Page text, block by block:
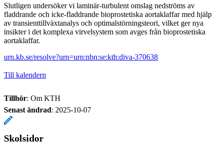
Slutligen undersöker vi laminär-turbulent omslag nedströms av
fladdrande och icke-fladdrande bioprostetiska aortaklaffar med hjälp
av transienttillväxtanalys och optimalstörningsteori, vilket ger nya
insikter i det komplexa virvelsystem som avges från bioprostetiska
aortaklaffar.
urn.kb.se/resolve?urn=urn:nbn:se:kth:diva-370638
Till kalendern
Tillhör: Om KTH
Senast ändrad: 2025-10-07
Skolsidor